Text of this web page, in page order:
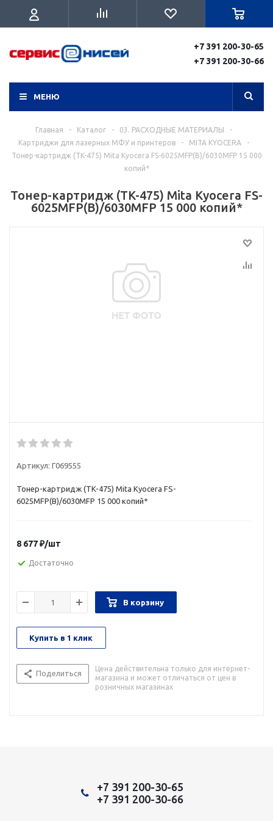
+7 391 200-30-65
+7 391 200-30-66
МЕНЮ
Главная - Каталог - 03. РАСХОДНЫЕ МАТЕРИАЛЫ
-
Картриджи для лазерных МФУ и принтеров
- MITA KYOCERA
-
Тонер-картридж (TK-475) Mita Kyocera FS-6025MFP(B)/6030MFP 15 000
копий*
Тонер-картридж (TK-475) Mita Kyocera FS-
6025MFP(B)/6030MFP 15 000 копий*
Артикул: Г069555
Тонер-картридж (TK-475) Mita Kyocera FS-
6025MFP(B)/6030MFP 15 000 копий*
8 677₽/шт
Достаточно
В корзину
Купить в 1 клик
Поделиться
Цена действительна только для интернет-
магазина и может отличаться от цен в
розничных магазинах
+7 391 200-30-65
+7 391 200-30-66